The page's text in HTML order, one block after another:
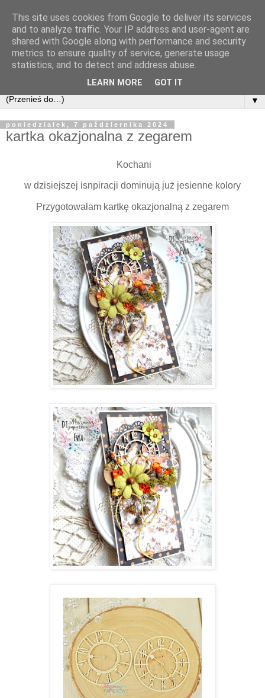
▼
poniedziałek, 7 października 2024
kartka okazjonalna z zegarem
Kochani
w dzisiejszej isnpiracji dominują już jesienne kolory
Przygotowałam kartkę okazjonalną z zegarem
This site uses cookies from Google to deliver its services
and to analyze traffic. Your IP address and user-agent are
shared with Google along with performance and security
metrics to ensure quality of service, generate usage
statistics, and to detect and address abuse.
LEARN MORE GOT IT